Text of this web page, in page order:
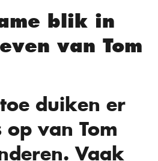
blik in
van Tom
duiken er
op van Tom
Vaak